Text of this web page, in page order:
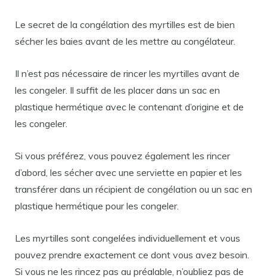
Le secret de la congélation des myrtilles est de bien
sécher les baies avant de les mettre au congélateur.
Il n’est pas nécessaire de rincer les myrtilles avant de
les congeler. Il suffit de les placer dans un sac en
plastique hermétique avec le contenant d’origine et de
les congeler.
Si vous préférez, vous pouvez également les rincer
d’abord, les sécher avec une serviette en papier et les
transférer dans un récipient de congélation ou un sac en
plastique hermétique pour les congeler.
Les myrtilles sont congelées individuellement et vous
pouvez prendre exactement ce dont vous avez besoin.
Si vous ne les rincez pas au préalable, n’oubliez pas de